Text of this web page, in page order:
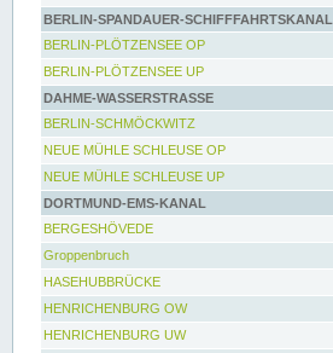
BERLIN-SPANDAUER-SCHIFFFAHRTSKANAL
BERLIN-PLÖTZENSEE OP
BERLIN-PLÖTZENSEE UP
DAHME-WASSERSTRASSE
BERLIN-SCHMÖCKWITZ
NEUE MÜHLE SCHLEUSE OP
NEUE MÜHLE SCHLEUSE UP
DORTMUND-EMS-KANAL
BERGESHÖVEDE
Groppenbruch
HASEHUBBRÜCKE
HENRICHENBURG OW
HENRICHENBURG UW